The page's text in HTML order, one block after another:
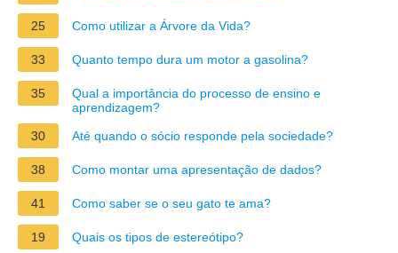
25 Como utilizar a Árvore da Vida?
33 Quanto tempo dura um motor a gasolina?
35
Qual a importância do processo de ensino e
aprendizagem?
30
Até quando o sócio responde pela sociedade?
38 Como montar uma apresentação de dados?
41 Como saber se o seu gato te ama?
19 Quais os tipos de estereótipo?